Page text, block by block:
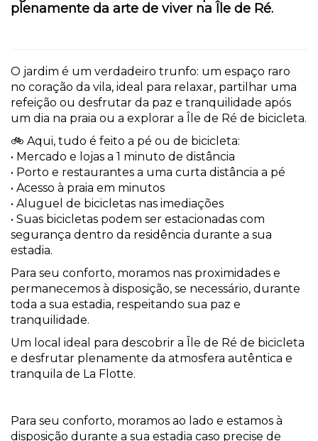
plenamente da arte de viver na Île de Ré.
O jardim é um verdadeiro trunfo: um espaço raro
no coração da vila, ideal para relaxar, partilhar uma
refeição ou desfrutar da paz e tranquilidade após
um dia na praia ou a explorar a Île de Ré de bicicleta.
🚲 Aqui, tudo é feito a pé ou de bicicleta:
• Mercado e lojas a 1 minuto de distância
• Porto e restaurantes a uma curta distância a pé
• Acesso à praia em minutos
• Aluguel de bicicletas nas imediações
• Suas bicicletas podem ser estacionadas com
segurança dentro da residência durante a sua
estadia.
Para seu conforto, moramos nas proximidades e
permanecemos à disposição, se necessário, durante
toda a sua estadia, respeitando sua paz e
tranquilidade.
Um local ideal para descobrir a Île de Ré de bicicleta
e desfrutar plenamente da atmosfera autêntica e
tranquila de La Flotte.
Para seu conforto, moramos ao lado e estamos à
disposição durante a sua estadia caso precise de